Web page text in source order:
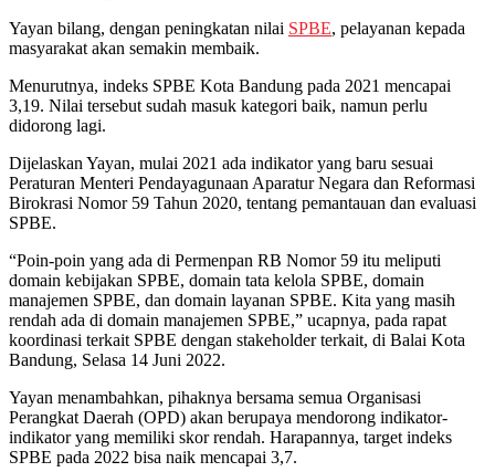
Yayan bilang, dengan peningkatan nilai SPBE, pelayanan kepada
masyarakat akan semakin membaik.
Menurutnya, indeks SPBE Kota Bandung pada 2021 mencapai
3,19. Nilai tersebut sudah masuk kategori baik, namun perlu
didorong lagi.
Dijelaskan Yayan, mulai 2021 ada indikator yang baru sesuai
Peraturan Menteri Pendayagunaan Aparatur Negara dan Reformasi
Birokrasi Nomor 59 Tahun 2020, tentang pemantauan dan evaluasi
SPBE.
“Poin-poin yang ada di Permenpan RB Nomor 59 itu meliputi
domain kebijakan SPBE, domain tata kelola SPBE, domain
manajemen SPBE, dan domain layanan SPBE. Kita yang masih
rendah ada di domain manajemen SPBE,” ucapnya, pada rapat
koordinasi terkait SPBE dengan stakeholder terkait, di Balai Kota
Bandung, Selasa 14 Juni 2022.
Yayan menambahkan, pihaknya bersama semua Organisasi
Perangkat Daerah (OPD) akan berupaya mendorong indikator-
indikator yang memiliki skor rendah. Harapannya, target indeks
SPBE pada 2022 bisa naik mencapai 3,7.